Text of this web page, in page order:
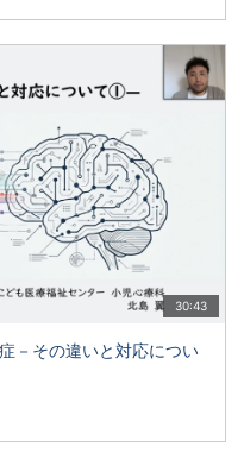
30:43
－その違いと対応につい